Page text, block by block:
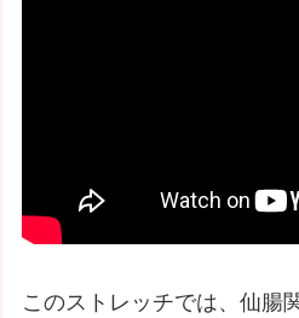
このストレッチでは、仙腸